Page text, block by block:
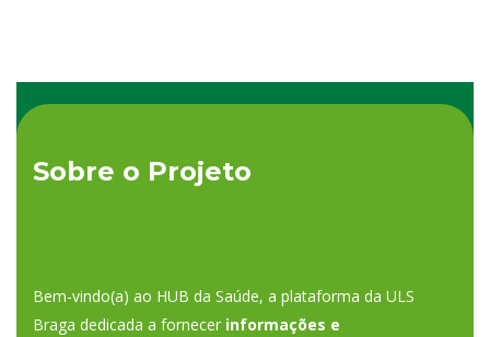
Sobre o Projeto
Bem-vindo(a) ao HUB da Saúde, a plataforma da ULS
Braga dedicada a fornecer informações e